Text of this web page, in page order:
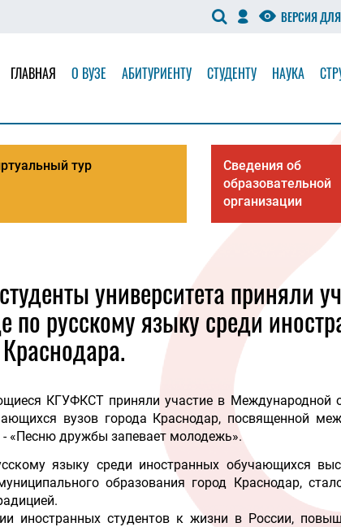
ВЕРСИЯ
ГЛАВНАЯ О ВУЗЕ АБИТУРИЕНТУ СТУДЕНТУ НАУКА
тур
Сведения об
образовательной
организации
университета приняли
русскому языку среди
КГУФКСТ приняли участие в Международной
вузов города Краснодар, посвященной
«Песню дружбы запевает молодежь».
языку среди иностранных обучающихся
образования город Краснодар,
иностранных студентов к жизни в России,